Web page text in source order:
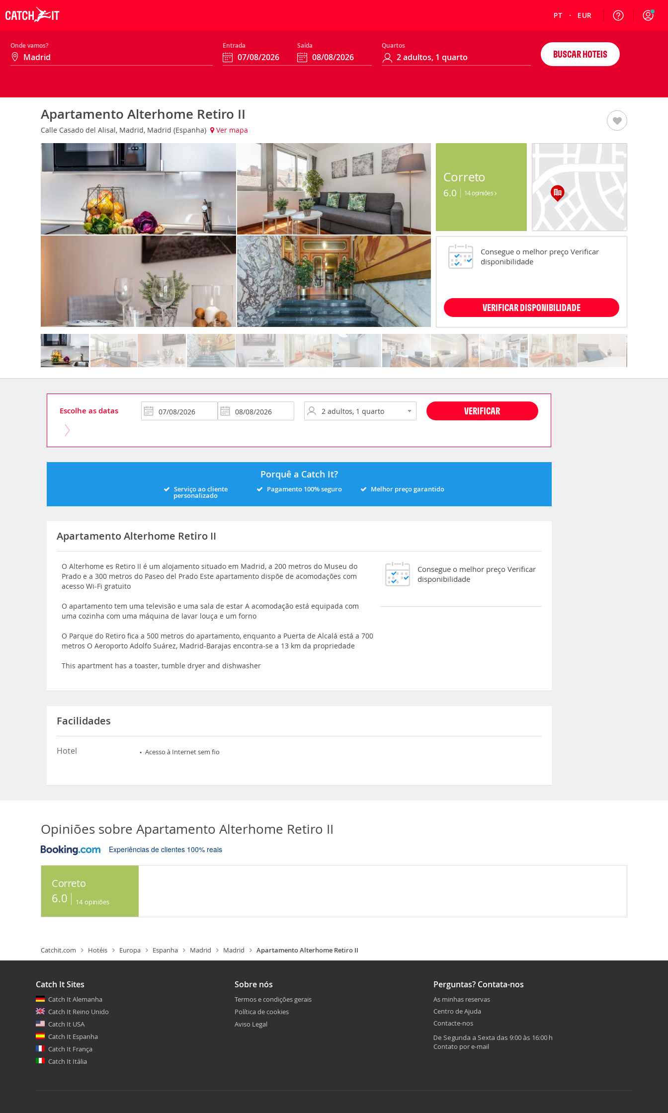
PT EUR
Onde vamos? Entrada Saída Quartos
BUSCAR HOTEIS
Apartamento Alterhome Retiro II
Calle Casado del Alisal, Madrid, Madrid (Espanha) Ver mapa
Correto
6.0 14 opiniões
Consegue o melhor preço Verificar
disponibilidade
VERIFICAR DISPONIBILIDADE
Escolhe as datas
VERIFICAR
Porquê a Catch It?
Serviço ao cliente
personalizado
Pagamento 100% seguro Melhor preço garantido
Apartamento Alterhome Retiro II
O Alterhome es Retiro II é um alojamento situado em Madrid, a 200 metros do Museu do
Prado e a 300 metros do Paseo del Prado Este apartamento dispõe de acomodações com
acesso Wi-Fi gratuito
O apartamento tem uma televisão e uma sala de estar A acomodação está equipada com
uma cozinha com uma máquina de lavar louça e um forno
O Parque do Retiro fica a 500 metros do apartamento, enquanto a Puerta de Alcalá está a 700
metros O Aeroporto Adolfo Suárez, Madrid-Barajas encontra-se a 13 km da propriedade
This apartment has a toaster, tumble dryer and dishwasher
Consegue o melhor preço Verificar
disponibilidade
Facilidades
Hotel Acesso à Internet sem fio
Opiniões sobre Apartamento Alterhome Retiro II
Experiências de clientes 100% reais
Correto
6.0 14 opiniões
Catchit.com Hotéis Europa Espanha Madrid Madrid Apartamento Alterhome Retiro II
Catch It Sites
Catch It Alemanha
Catch It Reino Unido
Catch It USA
Catch It Espanha
Catch It França
Catch It Itália
Sobre nós
Termos e condições gerais
Política de cookies
Aviso Legal
Perguntas? Contata-nos
As minhas reservas
Centro de Ajuda
Contacte-nos
De Segunda a Sexta das 9:00 às 16:00 h
Contato por e-mail